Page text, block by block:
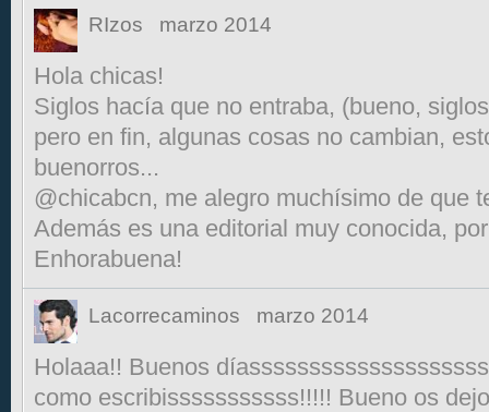
RIzos marzo 2014
Hola chicas!
Siglos hacía que no entraba, (bueno,
pero en fin, algunas cosas no cambian,
buenorros...
@chicabcn, me alegro muchísimo de que
Además es una editorial muy conocida,
Enhorabuena!
Lacorrecaminos marzo 2014
Holaaa!! Buenos
como escribisssssssssss!!!!! Bueno os